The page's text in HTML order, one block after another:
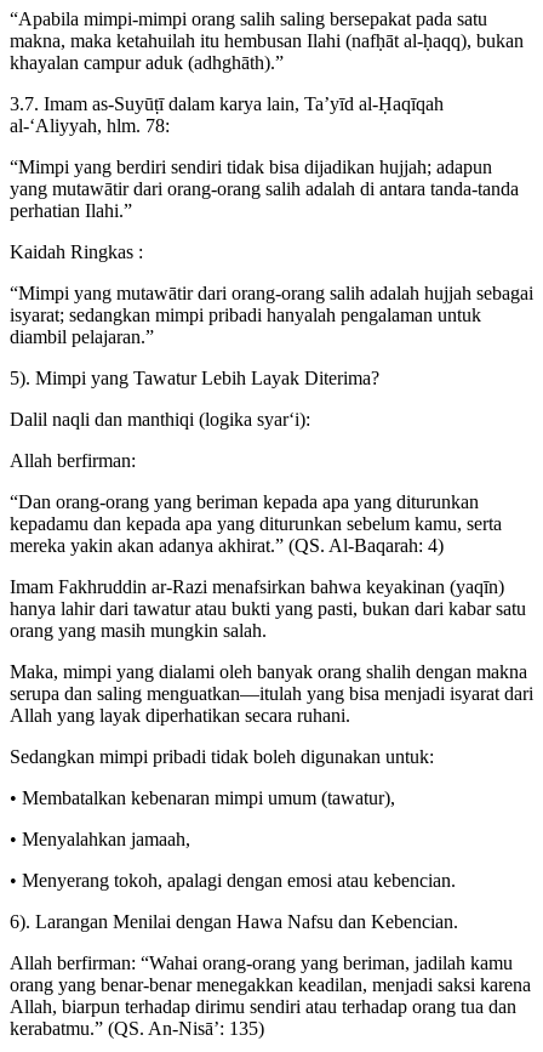
“Apabila mimpi-mimpi orang salih saling bersepakat pada satu
makna, maka ketahuilah itu hembusan Ilahi (nafḥāt al-ḥaqq), bukan
khayalan campur aduk (adhghāth).”
3.7. Imam as-Suyūṭī dalam karya lain, Ta’yīd al-Ḥaqīqah
al-‘Aliyyah, hlm. 78:
“Mimpi yang berdiri sendiri tidak bisa dijadikan hujjah; adapun
yang mutawātir dari orang-orang salih adalah di antara tanda-tanda
perhatian Ilahi.”
Kaidah Ringkas :
“Mimpi yang mutawātir dari orang-orang salih adalah hujjah sebagai
isyarat; sedangkan mimpi pribadi hanyalah pengalaman untuk
diambil pelajaran.”
5). Mimpi yang Tawatur Lebih Layak Diterima?
Dalil naqli dan manthiqi (logika syar‘i):
Allah berfirman:
“Dan orang-orang yang beriman kepada apa yang diturunkan
kepadamu dan kepada apa yang diturunkan sebelum kamu, serta
mereka yakin akan adanya akhirat.” (QS. Al-Baqarah: 4)
Imam Fakhruddin ar-Razi menafsirkan bahwa keyakinan (yaqīn)
hanya lahir dari tawatur atau bukti yang pasti, bukan dari kabar satu
orang yang masih mungkin salah.
Maka, mimpi yang dialami oleh banyak orang shalih dengan makna
serupa dan saling menguatkan—itulah yang bisa menjadi isyarat dari
Allah yang layak diperhatikan secara ruhani.
Sedangkan mimpi pribadi tidak boleh digunakan untuk:
• Membatalkan kebenaran mimpi umum (tawatur),
• Menyalahkan jamaah,
• Menyerang tokoh, apalagi dengan emosi atau kebencian.
6). Larangan Menilai dengan Hawa Nafsu dan Kebencian.
Allah berfirman: “Wahai orang-orang yang beriman, jadilah kamu
orang yang benar-benar menegakkan keadilan, menjadi saksi karena
Allah, biarpun terhadap dirimu sendiri atau terhadap orang tua dan
kerabatmu.” (QS. An-Nisā’: 135)